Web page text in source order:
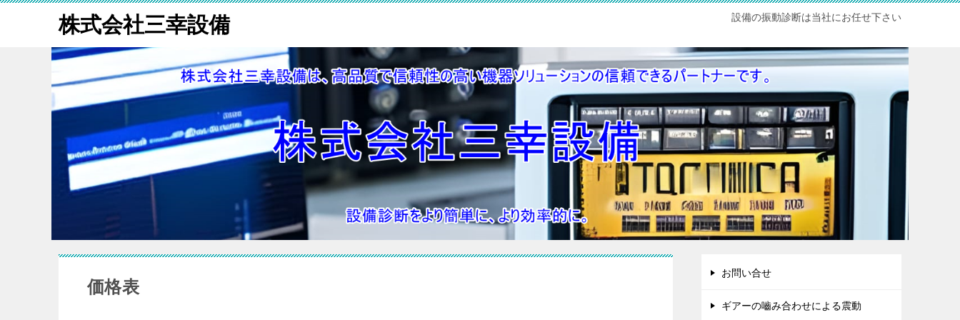
株式会社三幸設備 設備の振動診断は当社にお任せ下さい
価格表
お問い合せ
ギアーの嚙み合わせによる震動